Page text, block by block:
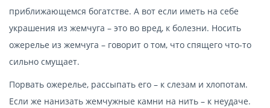
приближающемся богатстве. А вот если иметь на себе
украшения из жемчуга – это во вред, к болезни. Носить
ожерелье из жемчуга – говорит о том, что спящего что-то
сильно смущает.
Порвать ожерелье, рассыпать его – к слезам и хлопотам.
Если же нанизать жемчужные камни на нить – к неудаче.